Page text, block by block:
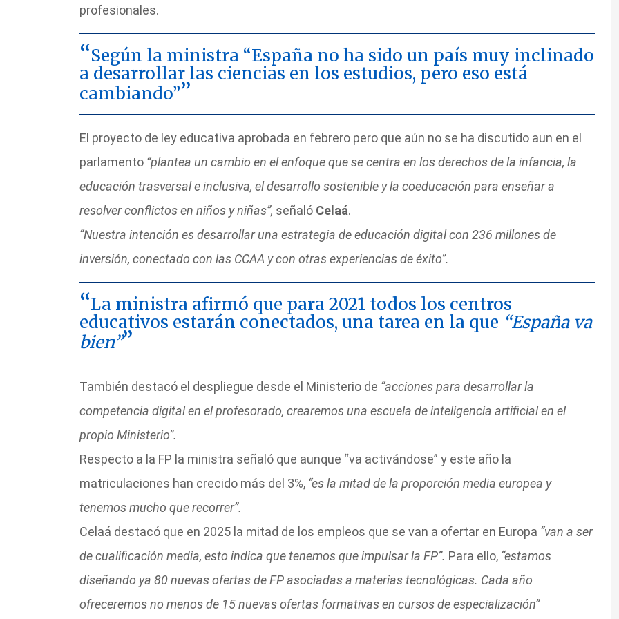
profesionales.
Según la ministra “España no ha sido un país muy inclinado
a desarrollar las ciencias en los estudios, pero eso está
cambiando”
El proyecto de ley educativa aprobada en febrero pero que aún no se ha discutido aun en el
parlamento “plantea un cambio en el enfoque que se centra en los derechos de la infancia, la
educación trasversal e inclusiva, el desarrollo sostenible y la coeducación para enseñar a
resolver conflictos en niños y niñas”, señaló Celaá.
“Nuestra intención es desarrollar una estrategia de educación digital con 236 millones de
inversión, conectado con las CCAA y con otras experiencias de éxito”.
La ministra afirmó que para 2021 todos los centros
educativos estarán conectados, una tarea en la que “España va
bien”
También destacó el despliegue desde el Ministerio de “acciones para desarrollar la
competencia digital en el profesorado, crearemos una escuela de inteligencia artificial en el
propio Ministerio”.
Respecto a la FP la ministra señaló que aunque “va activándose” y este año la
matriculaciones han crecido más del 3%, “es la mitad de la proporción media europea y
tenemos mucho que recorrer”.
Celaá destacó que en 2025 la mitad de los empleos que se van a ofertar en Europa “van a ser
de cualificación media, esto indica que tenemos que impulsar la FP”. Para ello, “estamos
diseñando ya 80 nuevas ofertas de FP asociadas a materias tecnológicas. Cada año
ofreceremos no menos de 15 nuevas ofertas formativas en cursos de especialización”